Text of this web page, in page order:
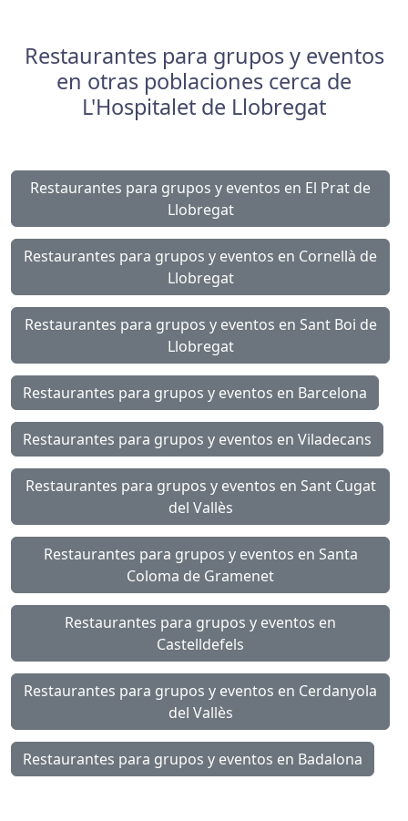
Restaurantes para grupos y eventos
en otras poblaciones cerca de
L'Hospitalet de Llobregat
Restaurantes para grupos y eventos en El Prat de
Llobregat
Restaurantes para grupos y eventos en Cornellà de
Llobregat
Restaurantes para grupos y eventos en Sant Boi de
Llobregat
Restaurantes para grupos y eventos en Barcelona
Restaurantes para grupos y eventos en Viladecans
Restaurantes para grupos y eventos en Sant Cugat
del Vallès
Restaurantes para grupos y eventos en Santa
Coloma de Gramenet
Restaurantes para grupos y eventos en
Castelldefels
Restaurantes para grupos y eventos en Cerdanyola
del Vallès
Restaurantes para grupos y eventos en Badalona